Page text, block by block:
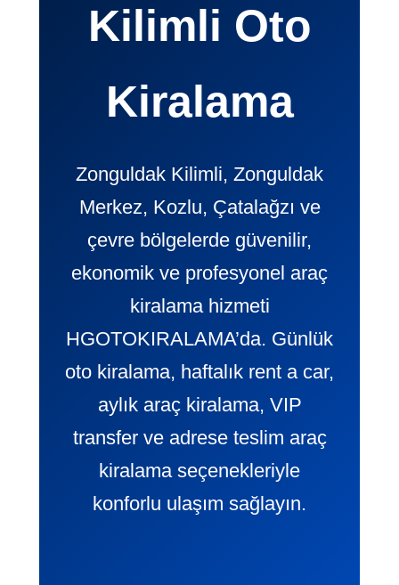
Kilimli Oto
Kiralama
Zonguldak Kilimli, Zonguldak
Merkez, Kozlu, Çatalağzı ve
çevre bölgelerde güvenilir,
ekonomik ve profesyonel araç
kiralama hizmeti
HGOTOKIRALAMA’da. Günlük
oto kiralama, haftalık rent a car,
aylık araç kiralama, VIP
transfer ve adrese teslim araç
kiralama seçenekleriyle
konforlu ulaşım sağlayın.